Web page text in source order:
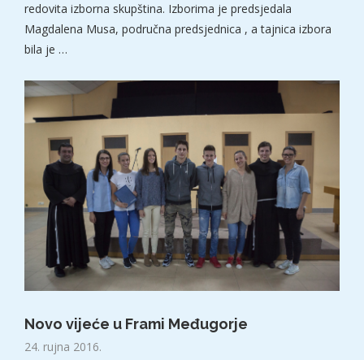
redovita izborna skupština. Izborima je predsjedala
Magdalena Musa, područna predsjednica , a tajnica izbora
bila je …
Novo vijeće u Frami Međugorje
24. rujna 2016.